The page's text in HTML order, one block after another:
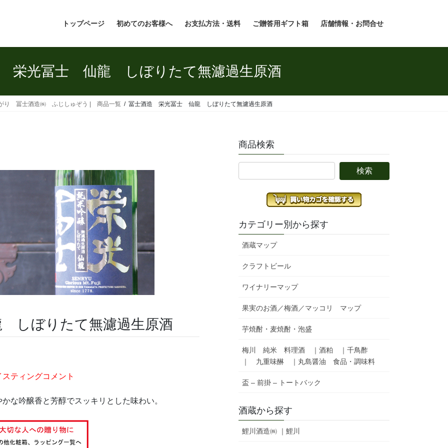
トップページ 初めてのお客様へ お支払方法・送料 ご贈答用ギフト箱 店舗情報・お問合せ
栄光冨士 仙龍 しぼりたて無濾過生原酒
がり 冨士酒造㈱ ふじしゅぞう | 商品一覧 冨士酒造 栄光冨士 仙龍 しぼりたて無濾過生原酒
ぼりたて無濾過生原酒
スティングコメント
かな吟醸香と芳醇でスッキリとした味わい。
商品検索
カテゴリー別から探す
酒蔵マップ
クラフトビール
ワイナリーマップ
果実のお酒／梅酒／マッコリ マップ
芋焼酎・麦焼酎・泡盛
梅川 純米 料理酒 ｜酒粕 ｜千鳥酢
｜ 九重味醂 ｜丸島醤油 食品・調味料
盃 – 前掛 – トートバック
酒蔵から探す
鯉川酒造㈱ ｜鯉川